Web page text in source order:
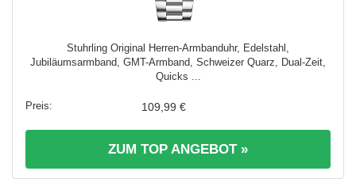
Stuhrling Original Herren-Armbanduhr, Edelstahl,
Jubiläumsarmband, GMT-Armband, Schweizer Quarz, Dual-Zeit,
Quicks ...
109,99 €
ZUM TOP ANGEBOT »